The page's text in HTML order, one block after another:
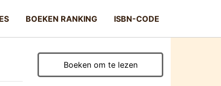
BOEKEN RANKING ISBN-CODE
Boeken om te lezen